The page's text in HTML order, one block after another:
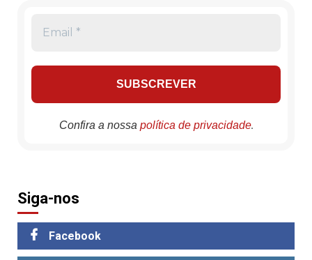
Confira a nossa política de privacidade.
Siga-nos
Facebook